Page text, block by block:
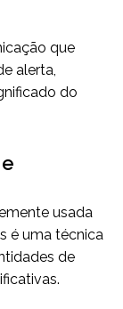
que
alerta,
do
usada
é uma técnica
de